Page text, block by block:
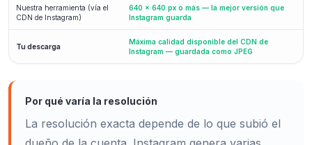
Nuestra herramienta (vía el
CDN de Instagram)
640 × 640 px o más — la mejor versión que
Instagram guarda
Tu descarga
Máxima calidad disponible del CDN de
Instagram — guardada como JPEG
Por qué varía la resolución
La resolución exacta depende de lo que subió el